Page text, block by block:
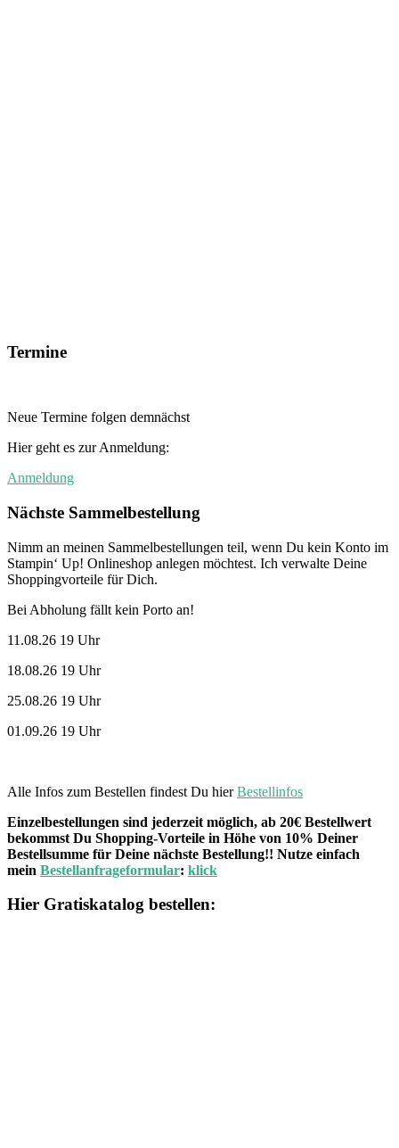
Termine
Neue Termine folgen demnächst
Hier geht es zur Anmeldung:
Anmeldung
Nächste Sammelbestellung
Nimm an meinen Sammelbestellungen teil, wenn Du kein Konto im
Stampin‘ Up! Onlineshop anlegen möchtest. Ich verwalte Deine
Shoppingvorteile für Dich.
Bei Abholung fällt kein Porto an!
11.08.26 19 Uhr
18.08.26 19 Uhr
25.08.26 19 Uhr
01.09.26 19 Uhr
Alle Infos zum Bestellen findest Du hierBestellinfos
Einzelbestellungen sind jederzeit möglich, ab 20€ Bestellwert
bekommst Du Shopping-Vorteile in Höhe von 10% Deiner
Bestellsumme für Deine nächste Bestellung!! Nutze einfach
mein Bestellanfrageformular: klick
Hier Gratiskatalog bestellen: